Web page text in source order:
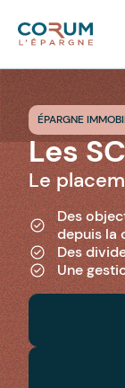
ÉPARGNE
Les
Le
Des
depuis la
Des
Une